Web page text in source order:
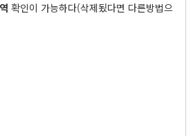
확인이 가능하다(삭제됬다면 다른방법으